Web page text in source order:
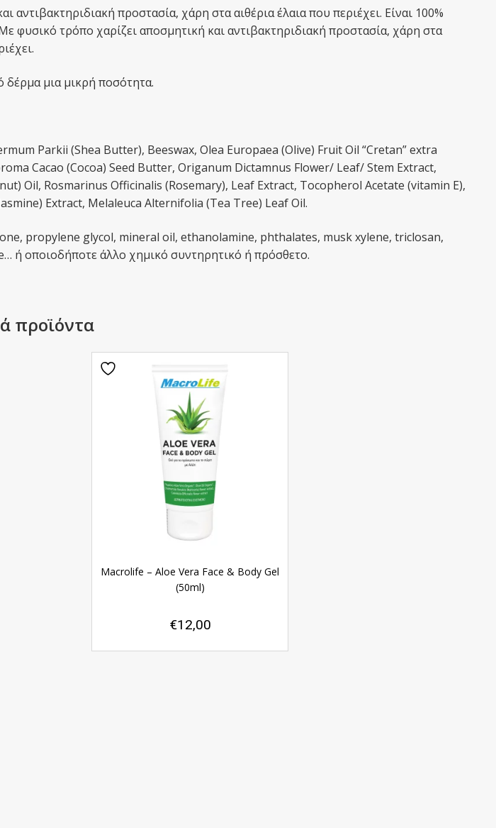
αντιβακτηριδιακή προστασία, χάρη στα αιθέρια έλαια που περιέχει. Eίναι 100%
φυσικό τρόπο χαρίζει αποσμητική και αντιβακτηριδιακή προστασία, χάρη στα
δέρμα μια μικρή ποσότητα.
Parkii (Shea Butter), Beeswax, Olea Europaea (Olive) Fruit Oil “Cretan” extra
Cacao (Cocoa) Seed Butter, Origanum Dictamnus Flower/ Leaf/ Stem Extract,
Oil, Rosmarinus Officinalis (Rosemary), Leaf Extract, Tocopherol Acetate (vitamin E),
Extract, Melaleuca Alternifolia (Tea Tree) Leaf Oil.
propylene glycol, mineral oil, ethanolamine, phthalates, musk xylene, triclosan,
ή οποιοδήποτε άλλο χημικό συντηρητικό ή πρόσθετο.
προϊόντα
Macrolife – Aloe Vera Face & Body Gel
(50ml)
€12,00